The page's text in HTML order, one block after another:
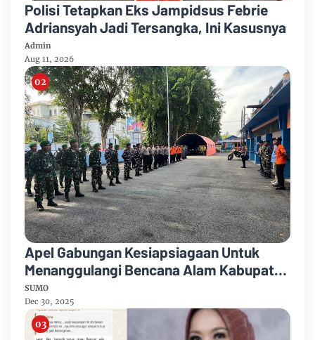
Polisi Tetapkan Eks Jampidsus Febrie
Adriansyah Jadi Tersangka, Ini Kasusnya
Admin
Aug 11, 2026
Apel Gabungan Kesiapsiagaan Untuk
Menanggulangi Bencana Alam Kabupaten
Bengkalis
SUMO
Dec 30, 2025